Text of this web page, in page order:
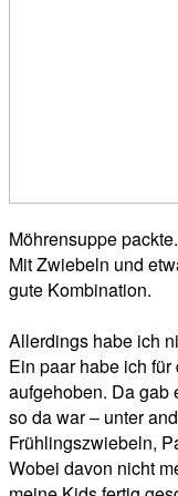
Möhrensuppe
Mit Zwiebeln und
gute Kombination.
Allerdings habe ich
Ein paar habe ich
aufgehoben. Da gab
so da war – unter
Frühlingszwiebeln,
Wobei davon nicht